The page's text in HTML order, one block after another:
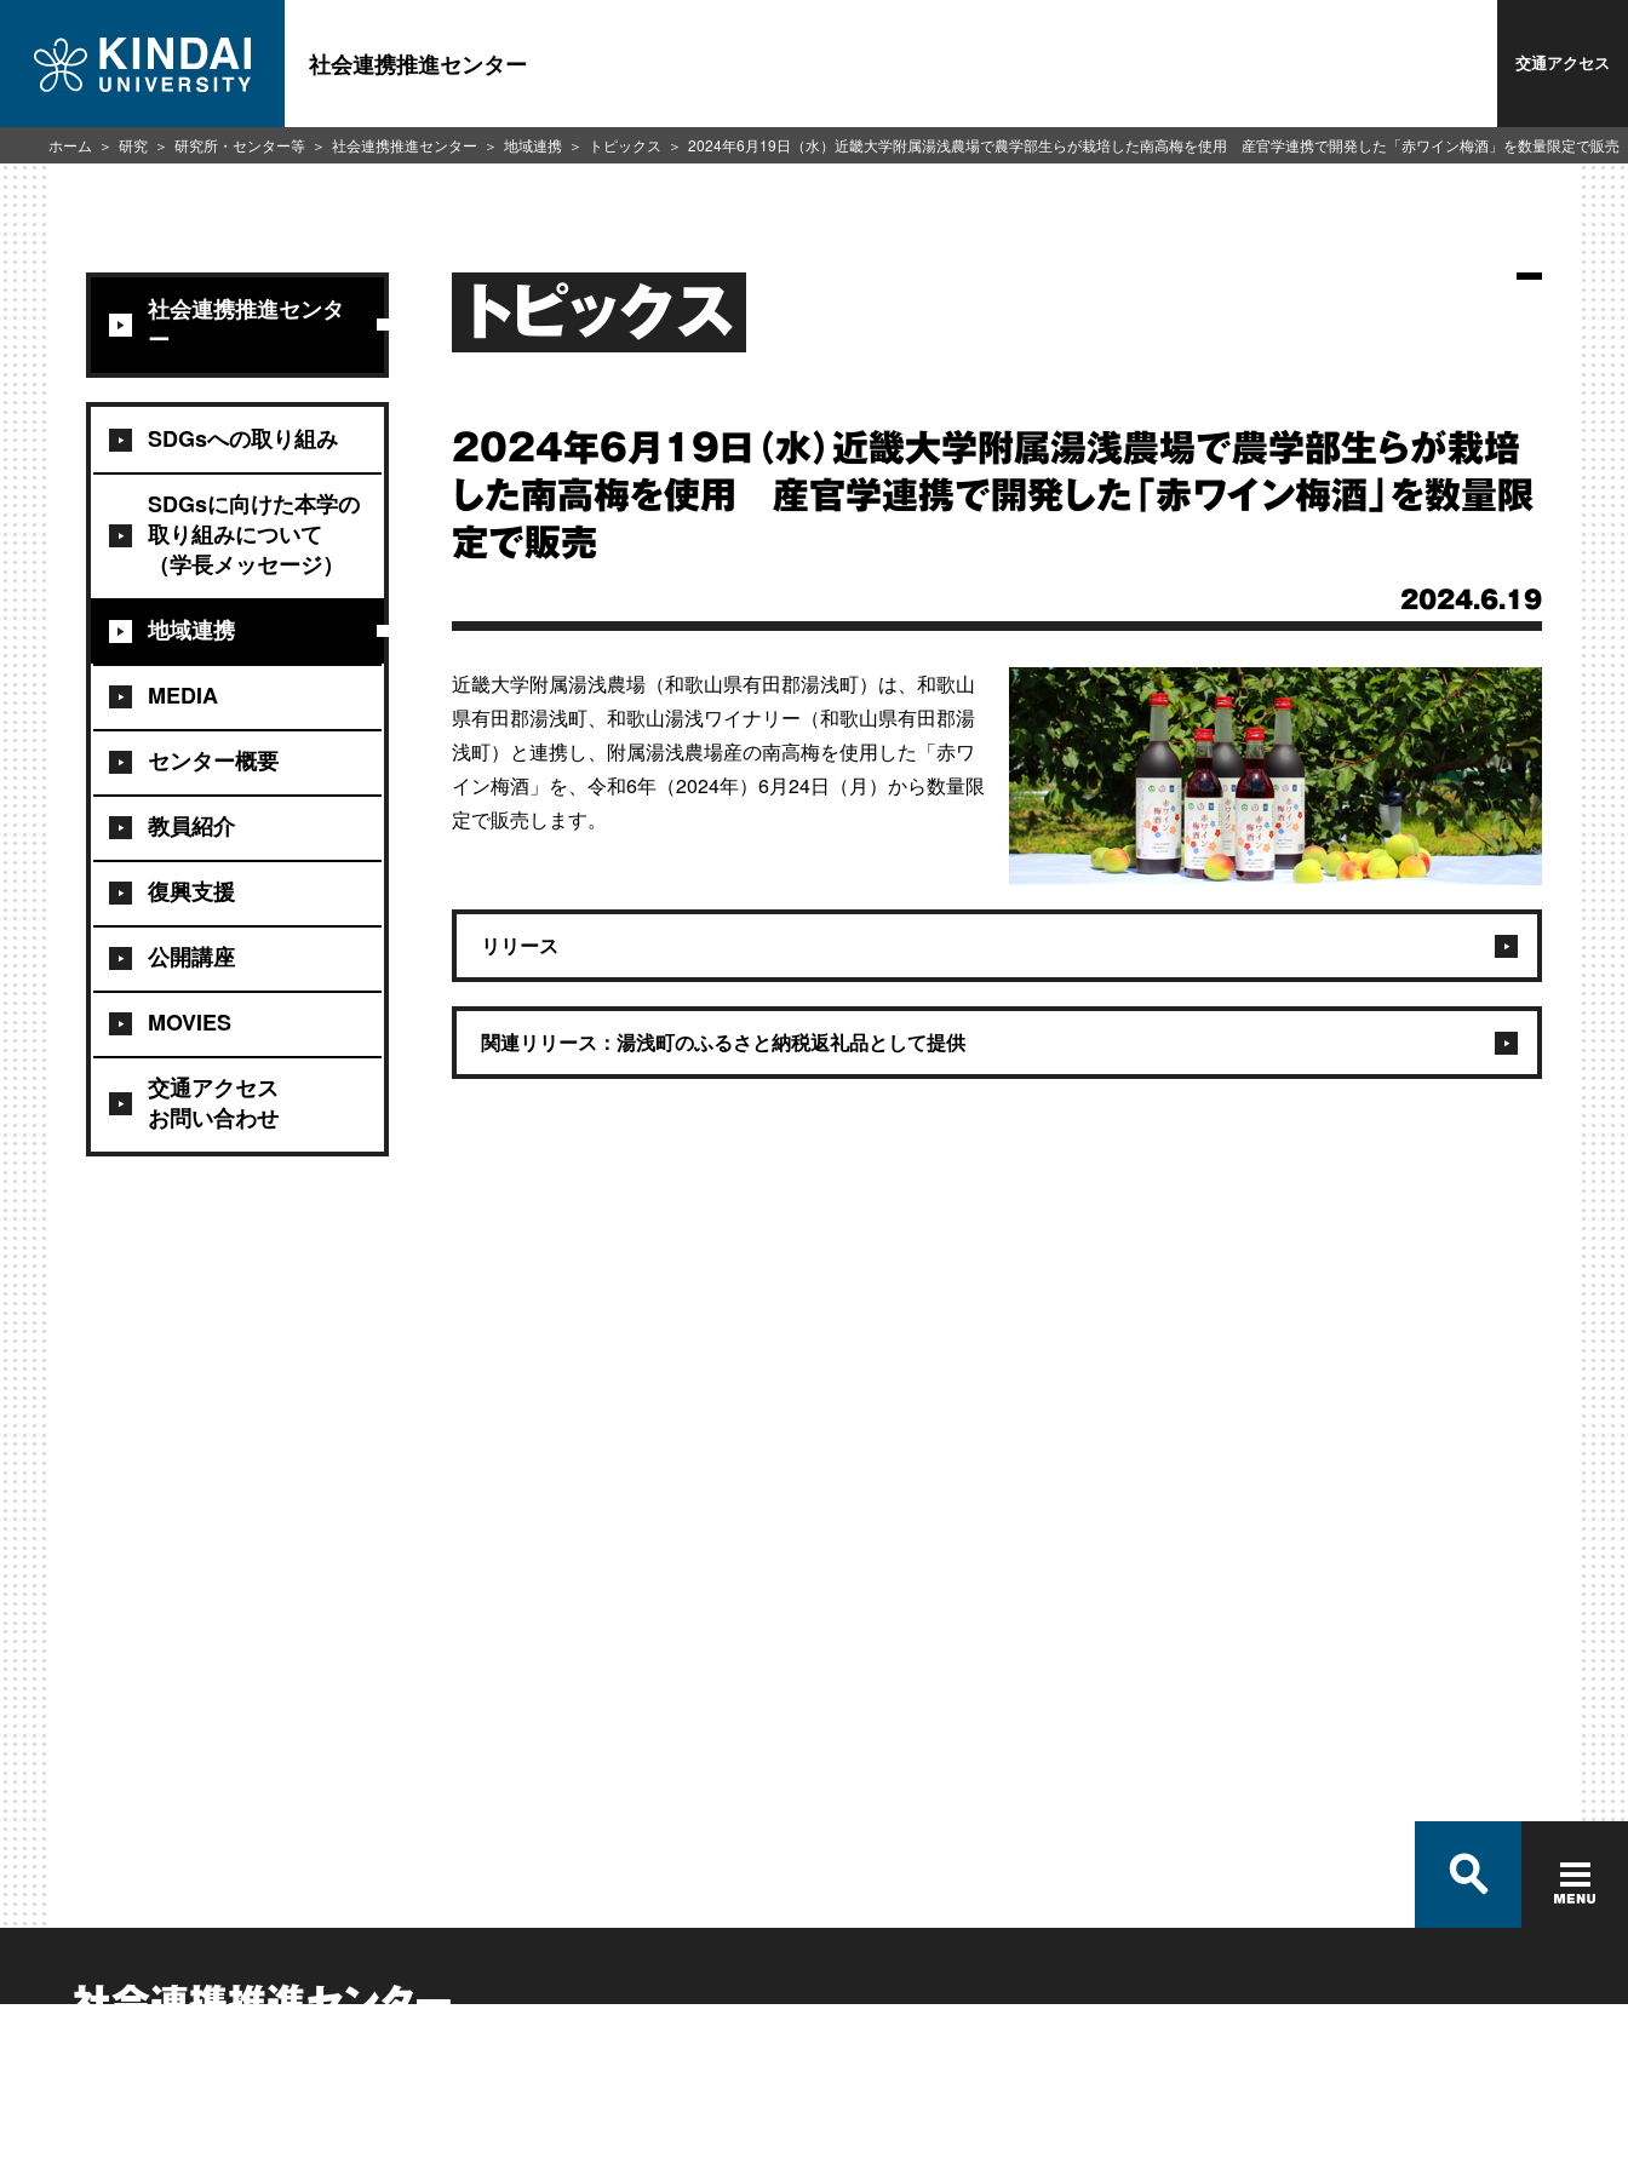
社会連携推進センター 交通アクセス
社会連携推進センタ
ー
SDGsへの取り組み
SDGsに向けた本学の
取り組みについて
（学長メッセージ）
地域連携
MEDIA
センター概要
教員紹介
復興支援
公開講座
MOVIES
交通アクセス
お問い合わせ
トピックス
2024年6月19日（水）近畿大学附属湯浅農場で農学部生らが栽培
した南高梅を使用 産官学連携で開発した「赤ワイン梅酒」を数量限
定で販売
2024.6.19
近畿大学附属湯浅農場（和歌山県有田郡湯浅町）は、和歌山
県有田郡湯浅町、和歌山湯浅ワイナリー（和歌山県有田郡湯
浅町）と連携し、附属湯浅農場産の南高梅を使用した「赤ワ
イン梅酒」を、令和6年（2024年）6月24日（月）から数量限
定で販売します。
リリース
関連リリース：湯浅町のふるさと納税返礼品として提供
ホーム 研究 研究所・センター等 社会連携推進センター 地域連携 トピックス 2024年6月19日（水）近畿大学附属湯浅農場で農学部生らが栽培した南高梅を使用 産官学連携で開発した「赤ワイン梅酒」を数量限定で販売
社会連携推進センター